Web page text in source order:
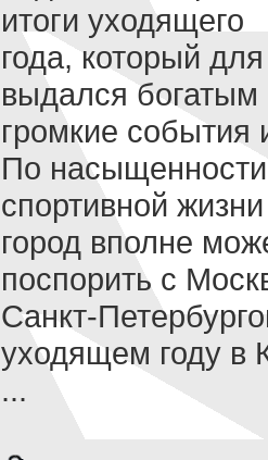
итоги уходящего
года, который
выдался богатым
громкие события
По насыщенности
спортивной
город вполне
поспорить с
Санкт-
уходящем году в
...